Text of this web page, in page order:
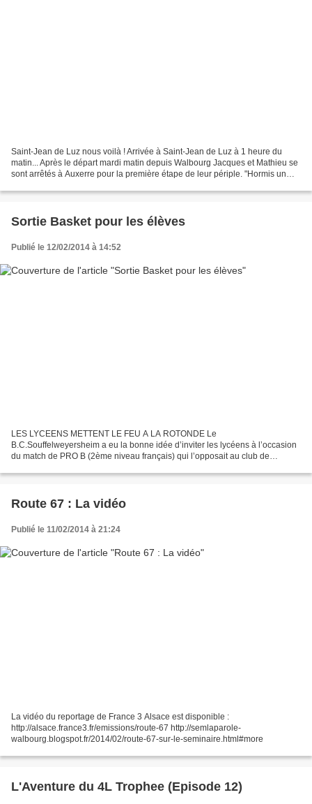
Saint-Jean de Luz nous voilà ! Arrivée à Saint-Jean de Luz à 1 heure du
matin... Après le départ mardi matin depuis Walbourg Jacques et Mathieu se
sont arrêtés à Auxerre pour la première étape de leur périple. "Hormis un
Sortie Basket pour les élèves
Publié le 12/02/2014 à 14:52
LES LYCEENS METTENT LE FEU A LA ROTONDE Le
B.C.Souffelweyersheim a eu la bonne idée d’inviter les lycéens à l’occasion
du match de PRO B (2ème niveau français) qui l’opposait au club de
Route 67 : La vidéo
Publié le 11/02/2014 à 21:24
La vidéo du reportage de France 3 Alsace est disponible :
http://alsace.france3.fr/emissions/route-67 http://semlaparole-
walbourg.blogspot.fr/2014/02/route-67-sur-le-seminaire.html#more
L'Aventure du 4L Trophee (Episode 12)